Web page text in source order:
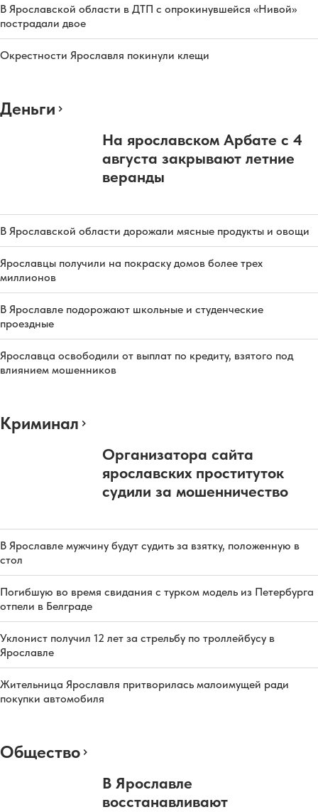
В Ярославской области в ДТП с опрокинувшейся «Нивой»
пострадали двое
Окрестности Ярославля покинули клещи
Деньги
На ярославском Арбате с 4
августа закрывают летние
веранды
В Ярославской области дорожали мясные продукты и овощи
Ярославцы получили на покраску домов более трех
миллионов
В Ярославле подорожают школьные и студенческие
проездные
Ярославца освободили от выплат по кредиту, взятого под
влиянием мошенников
Криминал
Организатора сайта
ярославских проституток
судили за мошенничество
В Ярославле мужчину будут судить за взятку, положенную в
стол
Погибшую во время свидания с турком модель из Петербурга
отпели в Белграде
Уклонист получил 12 лет за стрельбу по троллейбусу в
Ярославле
Жительница Ярославля притворилась малоимущей ради
покупки автомобиля
Общество
В Ярославле
восстанавливают